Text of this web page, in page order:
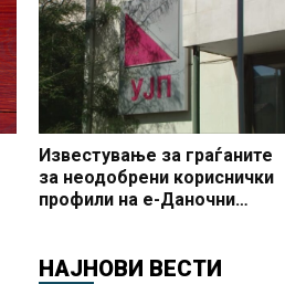
бараат поддршка за 65 нови
вработувања
Известување за граѓаните
за неодобрени кориснички
профили на е-Даночни
НАЈНОВИ ВЕСТИ